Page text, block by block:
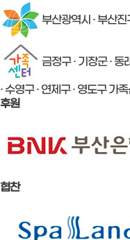
부산광역시 · 부산
금정구 · 기장군 · 동
· 수영구 · 연제구 · 영도구 가
후원
협찬